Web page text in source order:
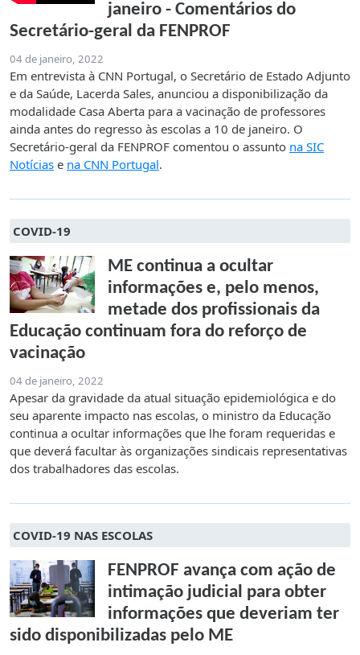
janeiro - Comentários do
Secretário-geral da FENPROF
04 de janeiro, 2022
Em entrevista à CNN Portugal, o Secretário de Estado Adjunto
e da Saúde, Lacerda Sales, anunciou a disponibilização da
modalidade Casa Aberta para a vacinação de professores
ainda antes do regresso às escolas a 10 de janeiro. O
Secretário-geral da FENPROF comentou o assunto na SIC
Notícias e na CNN Portugal.
COVID-19
ME continua a ocultar
informações e, pelo menos,
metade dos profissionais da
Educação continuam fora do reforço de
vacinação
04 de janeiro, 2022
Apesar da gravidade da atual situação epidemiológica e do
seu aparente impacto nas escolas, o ministro da Educação
continua a ocultar informações que lhe foram requeridas e
que deverá facultar às organizações sindicais representativas
dos trabalhadores das escolas.
COVID-19 NAS ESCOLAS
FENPROF avança com ação de
intimação judicial para obter
informações que deveriam ter
sido disponibilizadas pelo ME